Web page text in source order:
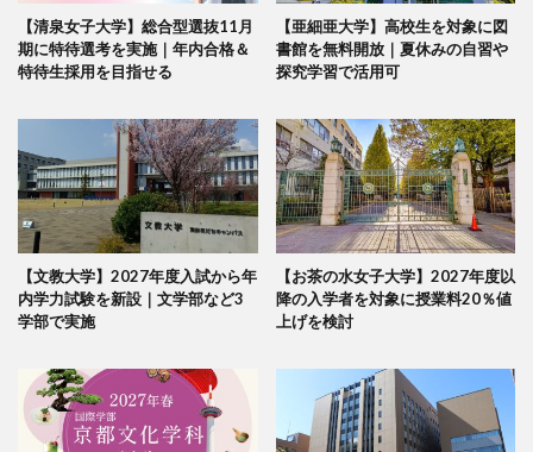
【清泉女子大学】総合型選抜11月
期に特待選考を実施｜年内合格＆
特待生採用を目指せる
【亜細亜大学】高校生を対象に図
書館を無料開放｜夏休みの自習や
探究学習で活用可
【文教大学】2027年度入試から年
内学力試験を新設｜文学部など3
学部で実施
【お茶の水女子大学】2027年度以
降の入学者を対象に授業料20％値
上げを検討